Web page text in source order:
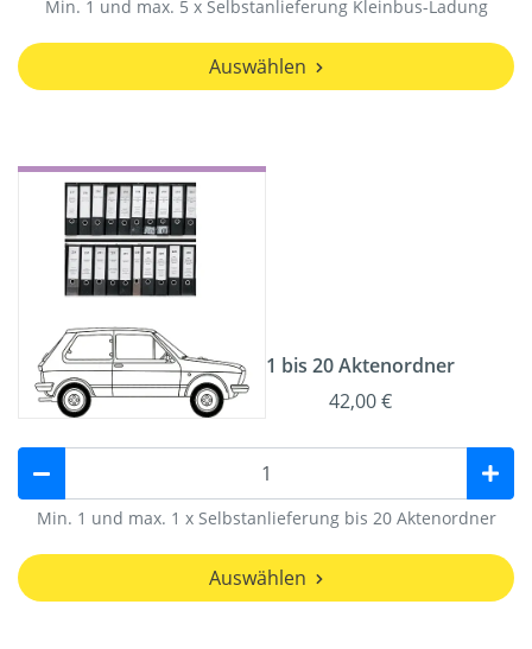
Min. 1 und max. 5 x Selbstanlieferung Kleinbus-Ladung
Auswählen
1 bis 20 Aktenordner
42,00 €
Min. 1 und max. 1 x Selbstanlieferung bis 20 Aktenordner
Auswählen